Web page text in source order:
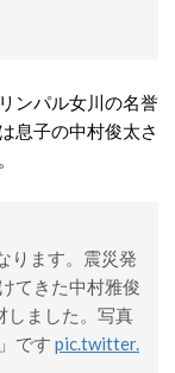
ンパル女川の名誉
息子の中村俊太さ
ります。震災発
てきた中村雅俊
しました。写真
です pic.twitter.